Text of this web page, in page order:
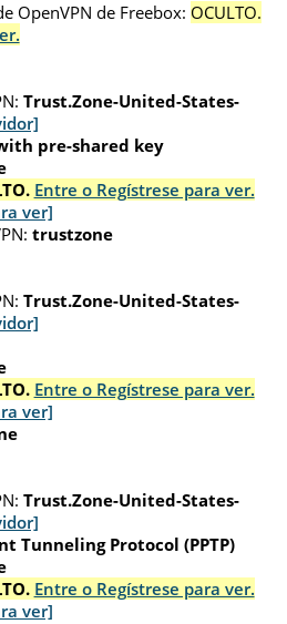
OpenVPN de Freebox: OCULTO.
Trust.Zone-United-States-
pre-shared key
Entre o Regístrese para ver.
ver]
trustzone
Trust.Zone-United-States-
Entre o Regístrese para ver.
ver]
Trust.Zone-United-States-
Tunneling Protocol (PPTP)
Entre o Regístrese para ver.
ver]